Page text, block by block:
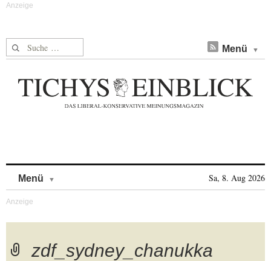
Suche nach: Menü
Menü Sa, 8. Aug 2026
zdf_sydney_chanukka